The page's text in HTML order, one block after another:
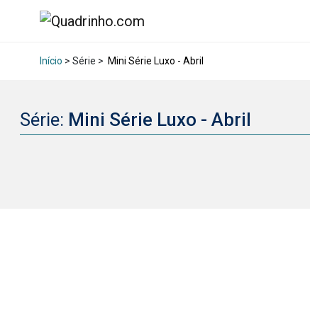
Início > Série > Mini Série Luxo - Abril
Série: Mini Série Luxo - Abril